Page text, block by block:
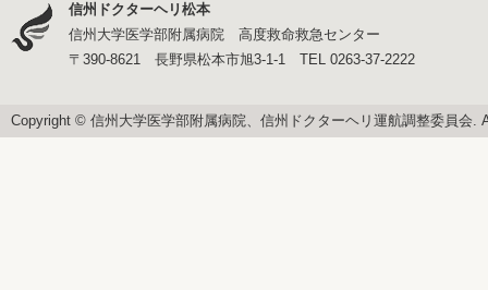
信州ドクターヘリ松本
信州大学医学部附属病院 高度救命救急センター
〒390-8621 長野県松本市旭3-1-1 TEL 0263-37-2222
Copyright © 信州大学医学部附属病院、信州ドクターヘリ運航調整委員会.